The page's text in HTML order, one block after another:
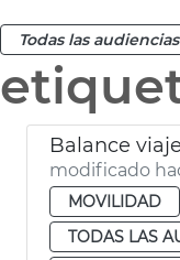
Todas las audiencias
Balance
modificado
MOVILIDAD
TODAS LAS